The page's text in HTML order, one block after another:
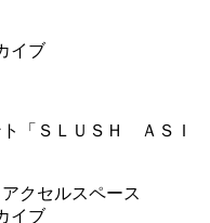
イブ
「ＳＬＵＳＨ ＡＳＩ
イブ